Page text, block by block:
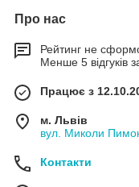
Про нас
Рейтинг не
Менше 5 відгуків
Працює з
м. Львів
вул. Миколи
Контакти